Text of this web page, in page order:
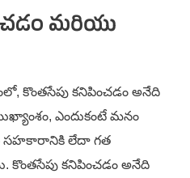
మరియు
కొంతసేపు కనిపించడం అనేది
ఎందుకంటే మనం
సహకారానికి లేదా గత
కనిపించడం అనేది